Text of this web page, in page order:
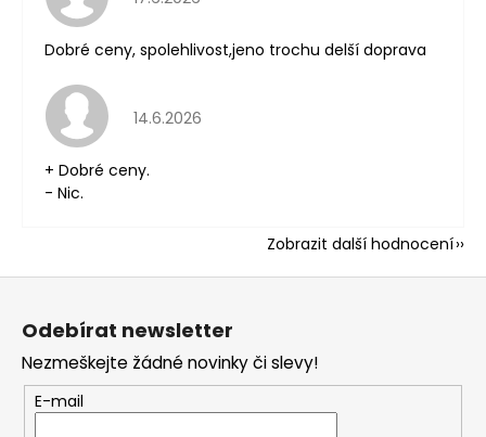
Dobré ceny, spolehlivost,jeno trochu delší doprava
Hodnocení obchodu je 5 z 5 hvězdiček.
14.6.2026
+ Dobré ceny.
- Nic.
Zobrazit další hodnocení
Odebírat newsletter
Nezmeškejte žádné novinky či slevy!
E-mail